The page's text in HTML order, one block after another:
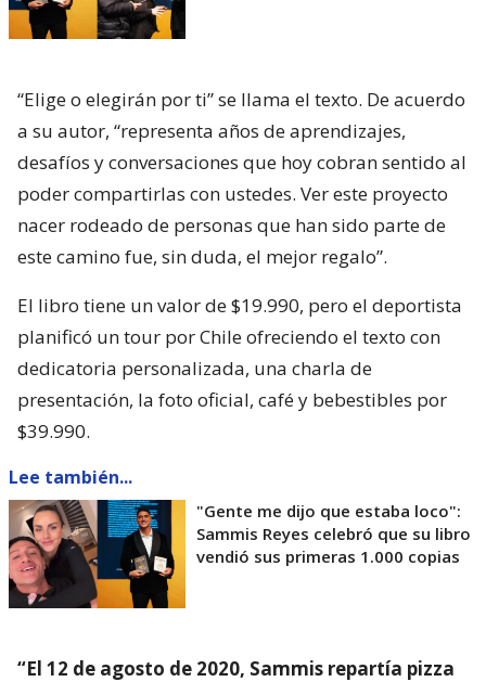
“Elige o elegirán por ti” se llama el texto. De acuerdo
a su autor, “representa años de aprendizajes,
desafíos y conversaciones que hoy cobran sentido al
poder compartirlas con ustedes. Ver este proyecto
nacer rodeado de personas que han sido parte de
este camino fue, sin duda, el mejor regalo”.
El libro tiene un valor de $19.990, pero el deportista
planificó un tour por Chile ofreciendo el texto con
dedicatoria personalizada, una charla de
presentación, la foto oficial, café y bebestibles por
$39.990.
Lee también...
"Gente me dijo que estaba loco":
Sammis Reyes celebró que su libro
vendió sus primeras 1.000 copias
“El 12 de agosto de 2020, Sammis repartía pizza